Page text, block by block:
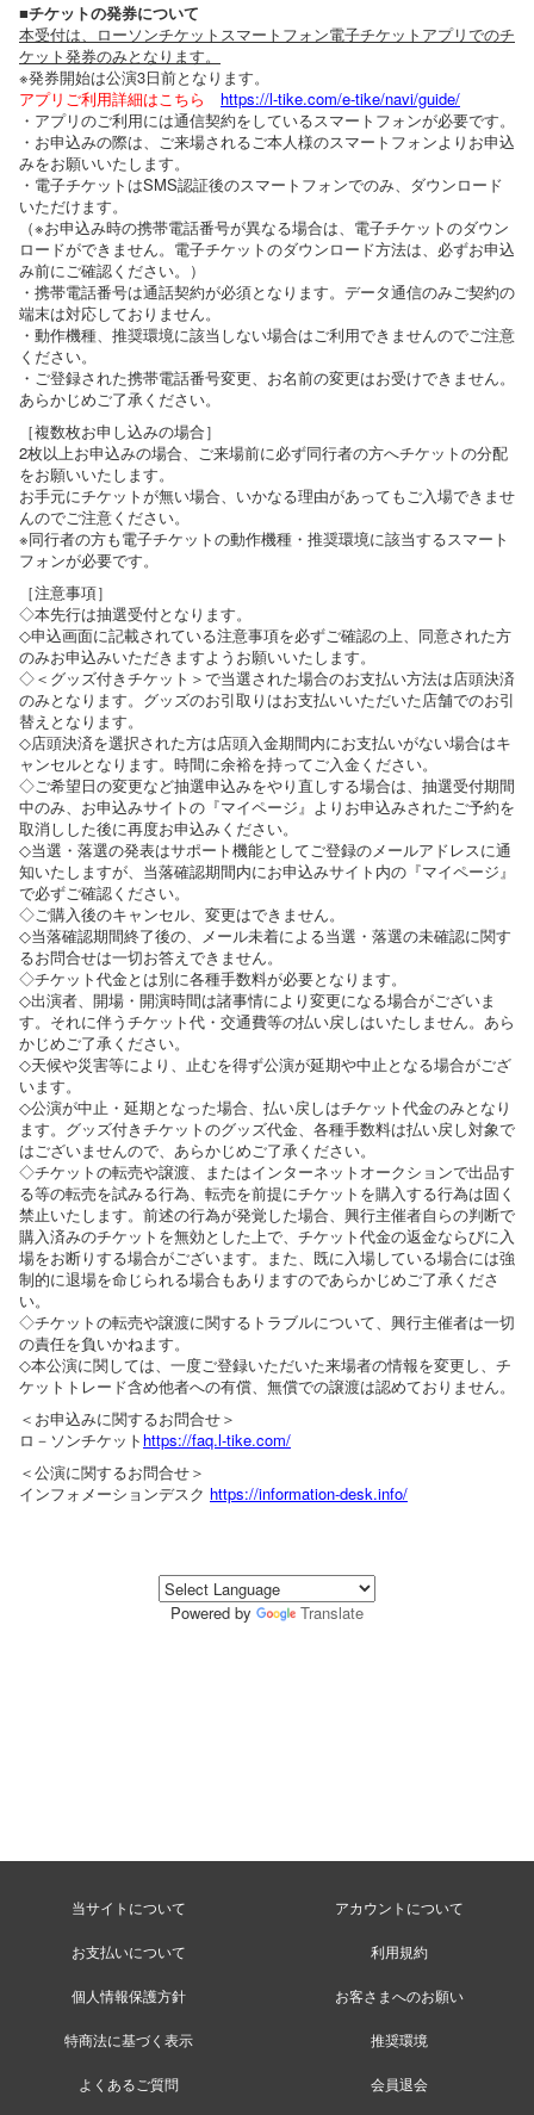
■チケットの発券について
本受付は、ローソンチケットスマートフォン電子チケットアプリでのチ
ケット発券のみとなります。
※発券開始は公演3日前となります。
アプリご利用詳細はこちら
https://l-tike.com/e-tike/navi/guide/
・アプリのご利用には通信契約をしているスマートフォンが必要です。
・お申込みの際は、ご来場されるご本人様のスマートフォンよりお申込
みをお願いいたします。
・電子チケットはSMS認証後のスマートフォンでのみ、ダウンロード
いただけます。
（※お申込み時の携帯電話番号が異なる場合は、電子チケットのダウン
ロードができません。電子チケットのダウンロード方法は、必ずお申込
み前にご確認ください。）
・携帯電話番号は通話契約が必須となります。データ通信のみご契約の
端末は対応しておりません。
・動作機種、推奨環境に該当しない場合はご利用できませんのでご注意
ください。
・ご登録された携帯電話番号変更、お名前の変更はお受けできません。
あらかじめご了承ください。
［複数枚お申し込みの場合］
2枚以上お申込みの場合、ご来場前に必ず同行者の方へチケットの分配
をお願いいたします。
お手元にチケットが無い場合、いかなる理由があってもご入場できませ
んのでご注意ください。
※同行者の方も電子チケットの動作機種・推奨環境に該当するスマート
フォンが必要です。
［注意事項］
◇本先行は抽選受付となります。
◇申込画面に記載されている注意事項を必ずご確認の上、同意された方
のみお申込みいただきますようお願いいたします。
◇＜グッズ付きチケット＞で当選された場合のお支払い方法は店頭決済
のみとなります。グッズのお引取りはお支払いいただいた店舗でのお引
替えとなります。
◇店頭決済を選択された方は店頭入金期間内にお支払いがない場合はキ
ャンセルとなります。時間に余裕を持ってご入金ください。
◇ご希望日の変更など抽選申込みをやり直しする場合は、抽選受付期間
中のみ、お申込みサイトの『マイページ』よりお申込みされたご予約を
取消しした後に再度お申込みください。
◇当選・落選の発表はサポート機能としてご登録のメールアドレスに通
知いたしますが、当落確認期間内にお申込みサイト内の『マイページ』
で必ずご確認ください。
◇ご購入後のキャンセル、変更はできません。
◇当落確認期間終了後の、メール未着による当選・落選の未確認に関す
るお問合せは一切お答えできません。
◇チケット代金とは別に各種手数料が必要となります。
◇出演者、開場・開演時間は諸事情により変更になる場合がございま
す。それに伴うチケット代・交通費等の払い戻しはいたしません。あら
かじめご了承ください。
◇天候や災害等により、止むを得ず公演が延期や中止となる場合がござ
います。
◇公演が中止・延期となった場合、払い戻しはチケット代金のみとなり
ます。グッズ付きチケットのグッズ代金、各種手数料は払い戻し対象で
はございませんので、あらかじめご了承ください。
◇チケットの転売や譲渡、またはインターネットオークションで出品す
る等の転売を試みる行為、転売を前提にチケットを購入する行為は固く
禁止いたします。前述の行為が発覚した場合、興行主催者自らの判断で
購入済みのチケットを無効とした上で、チケット代金の返金ならびに入
場をお断りする場合がございます。また、既に入場している場合には強
制的に退場を命じられる場合もありますのであらかじめご了承くださ
い。
◇チケットの転売や譲渡に関するトラブルについて、興行主催者は一切
の責任を負いかねます。
◇本公演に関しては、一度ご登録いただいた来場者の情報を変更し、チ
ケットトレード含め他者への有償、無償での譲渡は認めておりません。
＜お申込みに関するお問合せ＞
ロ－ソンチケット https://faq.l-tike.com/
＜公演に関するお問合せ＞
インフォメーションデスク https://information-desk.info/
Powered by Translate
当サイトについて アカウントについて
お支払いについて 利用規約
個人情報保護方針 お客さまへのお願い
特商法に基づく表示 推奨環境
よくあるご質問 会員退会